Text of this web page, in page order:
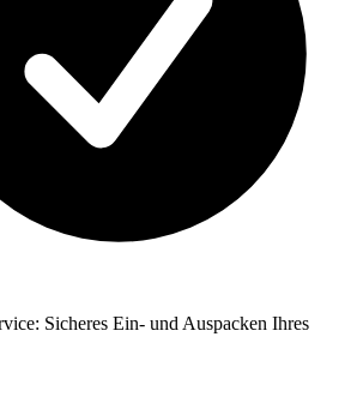
Sicheres Ein- und Auspacken Ihres